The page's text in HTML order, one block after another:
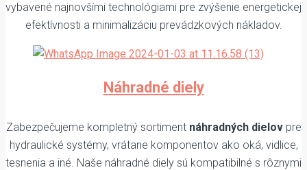
vybavené najnovšími technológiami pre zvýšenie energetickej
efektívnosti a minimalizáciu prevádzkových nákladov.
Náhradné diely
Zabezpečujeme kompletný sortiment náhradných dielovpre
hydraulické systémy, vrátane komponentov ako oká, vidlice,
tesnenia a iné. Naše náhradné diely sú kompatibilné s rôznymi